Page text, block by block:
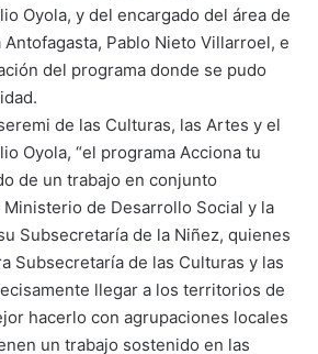
Oyola, y del encargado del área de
Antofagasta, Pablo Nieto Villarroel, e
del programa donde se pudo
de las Culturas, las Artes y el
Oyola, “el programa Acciona tu
de un trabajo en conjunto
de Desarrollo Social y la
Subsecretaría de la Niñez, quienes
Subsecretaría de las Culturas y las
llegar a los territorios de
hacerlo con agrupaciones locales
un trabajo sostenido en las